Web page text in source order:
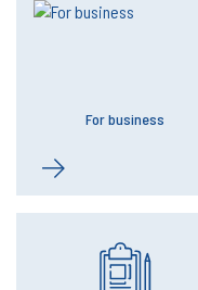
For business